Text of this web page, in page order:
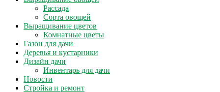
Рассада
Сорта овощей
Выращивание цветов
Комнатные цветы
Газон для дачи
Деревья и кустарники
Дизайн дачи
Инвентарь для дачи
Новости
Стройка и ремонт